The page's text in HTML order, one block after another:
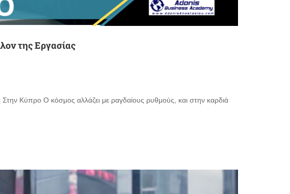
της Εργασίας
Κύπρο Ο κόσμος αλλάζει με ραγδαίους ρυθμούς, και στην καρδιά